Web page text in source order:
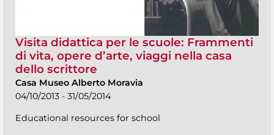
Visita didattica per le scuole: Frammenti
di vita, opere d’arte, viaggi nella casa
dello scrittore
Casa Museo Alberto Moravia
04/10/2013 - 31/05/2014
Educational resources for school